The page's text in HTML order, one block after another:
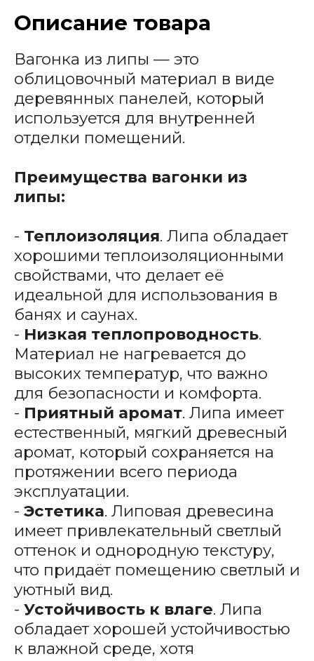
Описание товара
Вагонка из липы — это
облицовочный материал в виде
деревянных панелей, который
используется для внутренней
отделки помещений.
Преимущества вагонки из
липы:
- Теплоизоляция. Липа обладает
хорошими теплоизоляционными
свойствами, что делает её
идеальной для использования в
банях и саунах.
- Низкая теплопроводность.
Материал не нагревается до
высоких температур, что важно
для безопасности и комфорта.
- Приятный аромат. Липа имеет
естественный, мягкий древесный
аромат, который сохраняется на
протяжении всего периода
эксплуатации.
- Эстетика. Липовая древесина
имеет привлекательный светлый
оттенок и однородную текстуру,
что придаёт помещению светлый и
уютный вид.
- Устойчивость к влаге. Липа
обладает хорошей устойчивостью
к влажной среде, хотя